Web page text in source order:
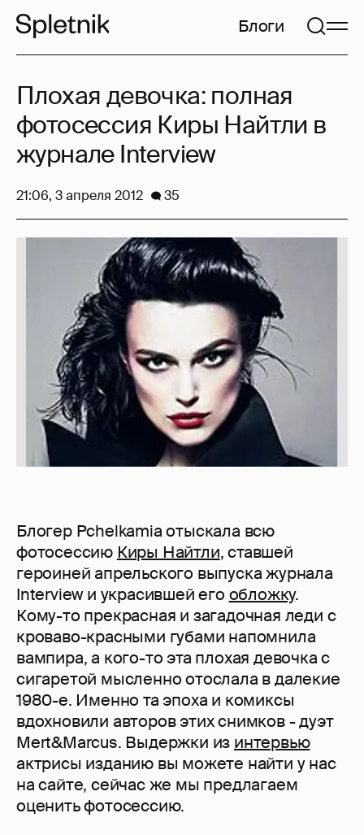
Блоги
Блогер Pchelkamia отыскала всю
фотосессию Киры Найтли, ставшей
героиней апрельского выпуска журнала
Interview и украсившей его обложку.
Кому-то прекрасная и загадочная леди с
кроваво-красными губами напомнила
вампира, а кого-то эта плохая девочка с
сигаретой мысленно отослала в далекие
1980-е. Именно та эпоха и комиксы
вдохновили авторов этих снимков - дуэт
Mert&Marcus. Выдержки из интервью
актрисы изданию вы можете найти у нас
на сайте, сейчас же мы предлагаем
оценить фотосессию.
Плохая девочка: полная
фотосессия Киры Найтли в
журнале Interview
21:06, 3 апреля 2012 35